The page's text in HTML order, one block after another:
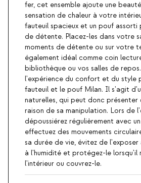
fer, cet ensemble ajoute une
sensation de chaleur à votre
fauteuil spacieux et un pouf assorti
de détente. Placez-les dans votre
moments de détente ou sur votre
également idéal comme coin
bibliothèque ou vos salles de
l'expérience du confort et du style
fauteuil et le pouf Milan. Il s'agit
naturelles, qui peut donc présenter
raison de sa manipulation. Lors de
dépoussiérez régulièrement avec
effectuez des mouvements
sa durée de vie, évitez de l'exposer
à l'humidité et protégez-le lorsqu'il
l'intérieur ou couvrez-le.